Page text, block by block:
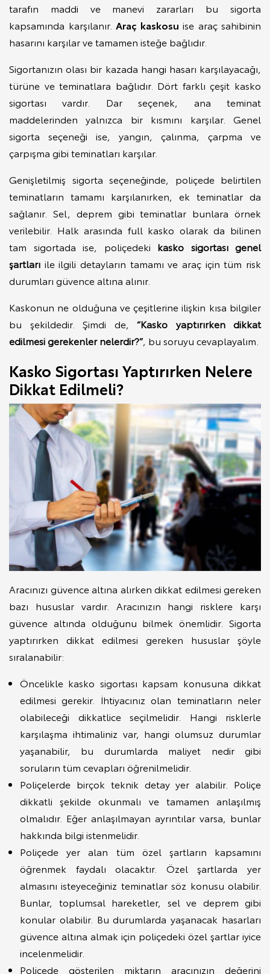
tarafın maddi ve manevi zararları bu sigorta
kapsamında karşılanır. Araç kaskosu ise araç sahibinin
hasarını karşılar ve tamamen isteğe bağlıdır.
Sigortanızın olası bir kazada hangi hasarı karşılayacağı,
türüne ve teminatlara bağlıdır. Dört farklı çeşit kasko
sigortası vardır. Dar seçenek, ana teminat
maddelerinden yalnızca bir kısmını karşılar. Genel
sigorta seçeneği ise, yangın, çalınma, çarpma ve
çarpışma gibi teminatları karşılar.
Genişletilmiş sigorta seçeneğinde, poliçede belirtilen
teminatların tamamı karşılanırken, ek teminatlar da
sağlanır. Sel, deprem gibi teminatlar bunlara örnek
verilebilir. Halk arasında full kasko olarak da bilinen
tam sigortada ise, poliçedeki kasko sigortası genel
şartları ile ilgili detayların tamamı ve araç için tüm risk
durumları güvence altına alınır.
Kaskonun ne olduğuna ve çeşitlerine ilişkin kısa bilgiler
bu şekildedir. Şimdi de, “Kasko yaptırırken dikkat
edilmesi gerekenler nelerdir?”, bu soruyu cevaplayalım.
Kasko Sigortası Yaptırırken Nelere
Dikkat Edilmeli?
Aracınızı güvence altına alırken dikkat edilmesi gereken
bazı hususlar vardır. Aracınızın hangi risklere karşı
güvence altında olduğunu bilmek önemlidir. Sigorta
yaptırırken dikkat edilmesi gereken hususlar şöyle
sıralanabilir:
Öncelikle kasko sigortası kapsam konusuna dikkat
edilmesi gerekir. İhtiyacınız olan teminatların neler
olabileceği dikkatlice seçilmelidir. Hangi risklerle
karşılaşma ihtimaliniz var, hangi olumsuz durumlar
yaşanabilir, bu durumlarda maliyet nedir gibi
soruların tüm cevapları öğrenilmelidir.
Poliçelerde birçok teknik detay yer alabilir. Poliçe
dikkatli şekilde okunmalı ve tamamen anlaşılmış
olmalıdır. Eğer anlaşılmayan ayrıntılar varsa, bunlar
hakkında bilgi istenmelidir.
Poliçede yer alan tüm özel şartların kapsamını
öğrenmek faydalı olacaktır. Özel şartlarda yer
almasını isteyeceğiniz teminatlar söz konusu olabilir.
Bunlar, toplumsal hareketler, sel ve deprem gibi
konular olabilir. Bu durumlarda yaşanacak hasarları
güvence altına almak için poliçedeki özel şartlar iyice
incelenmelidir.
Poliçede gösterilen miktarın aracınızın değerini